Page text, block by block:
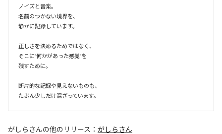
ノイズと音楽。
名前のつかない境界を、
静かに記録しています。
正しさを決めるためではなく、
そこに“何かがあった感覚”を
残すために。
断片的な記録や見えないものも、
たぶん少しだけ混ざっています。
がしらさんの他のリリース： がしらさん